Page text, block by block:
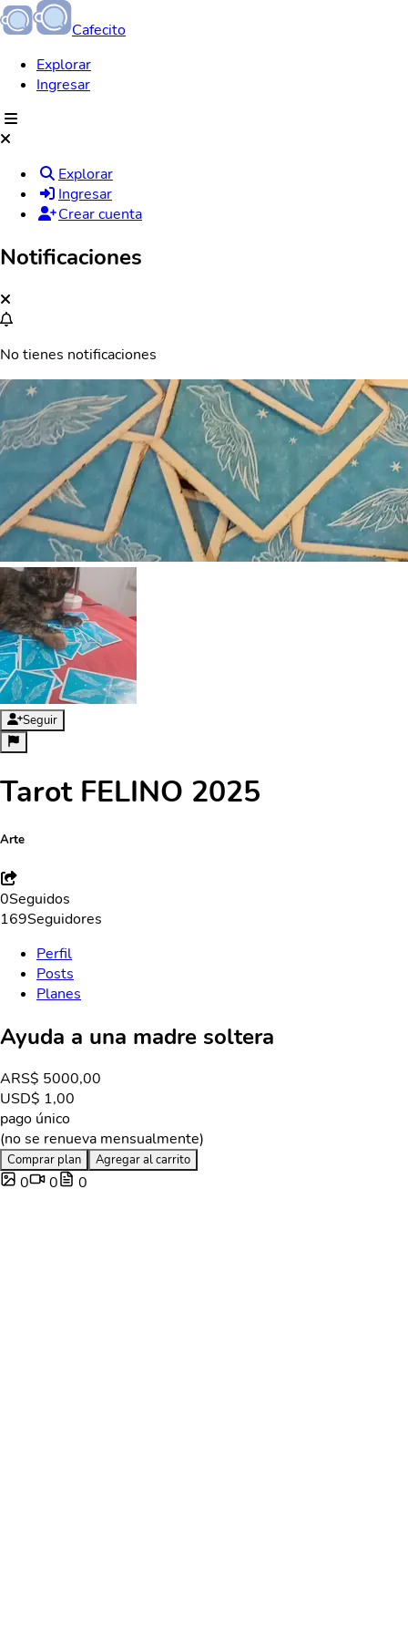
Cafecito
Explorar
Ingresar
Explorar
Ingresar
Crear cuenta
Notificaciones
No tienes notificaciones
Seguir
Tarot FELINO 2025
Arte
0Seguidos
169Seguidores
Perfil
Posts
Planes
Ayuda a una madre soltera
ARS$ 5000,00
USD$ 1,00
pago único
(no se renueva mensualmente)
Comprar plan Agregar al carrito
0 0 0